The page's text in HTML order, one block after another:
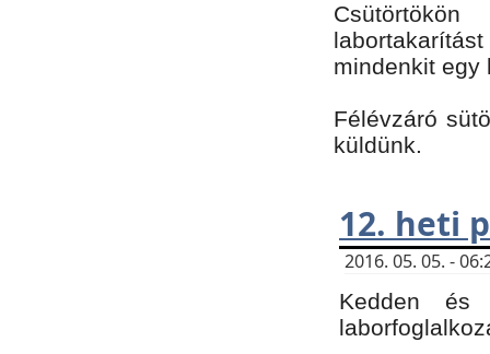
mindenkit
Félévzáró
küldünk.
12. heti
2016. 05. 05. -
Kedden és